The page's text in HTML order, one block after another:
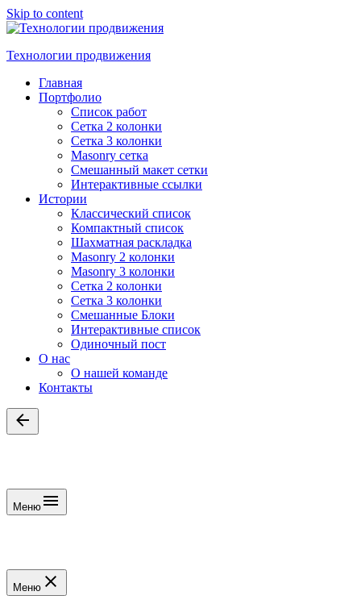
Skip to content
Технологии продвижения
Главная
Портфолио
Список работ
Сетка 2 колонки
Сетка 3 колонки
Masonry сетка
Смешанный макет сетки
Интерактивные ссылки
Истории
Классический список
Компактный список
Шахматная раскладка
Masonry 2 колонки
Masonry 3 колонки
Сетка 2 колонки
Сетка 3 колонки
Смешанные Блоки
Интерактивные список
Одиночный пост
О нас
О нашей команде
Контакты
Меню
Меню